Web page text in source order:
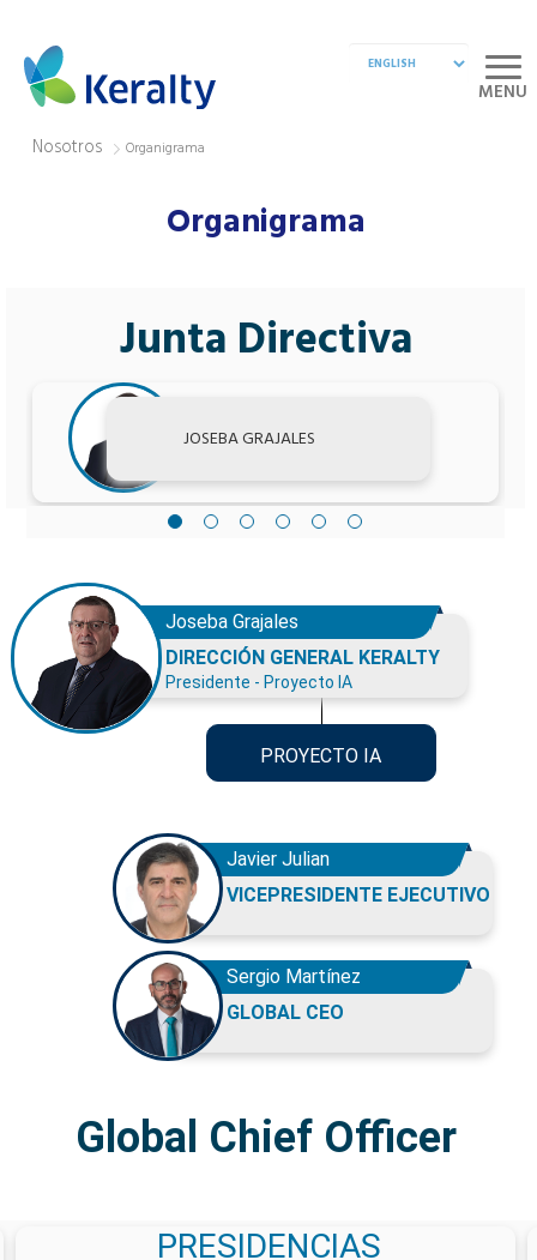
MENU
Nosotros
Organigrama
Organigrama
Junta Directiva
JOSEBA GRAJALES
Joseba Grajales
DIRECCIÓN GENERAL KERALTY
Presidente - Proyecto IA
PROYECTO IA
Javier Julian
VICEPRESIDENTE EJECUTIVO
Sergio Martínez
GLOBAL CEO
Global Chief Officer
PRESIDENCIAS